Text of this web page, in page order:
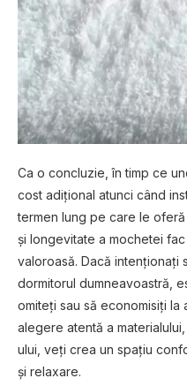
Ca o concluzie, în timp ce
cost adițional atunci când
termen lung pe care le
și longevitate a mochetei
valoroasă. Dacă intenționați
dormitorul dumneavoastră,
omiteți sau să economisiți la
alegere atentă a
ului, veți crea un spațiu
și relaxare.